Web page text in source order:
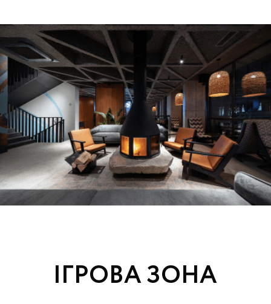
ІГРОВА ЗОНА